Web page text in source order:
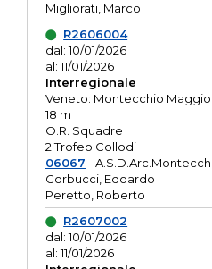
Migliorati, Marco
R2606004
dal: 10/01/2026
al: 11/01/2026
Interregionale
Veneto: Montecchio
18 m
O.R. Squadre
2 Trofeo Collodi
06067 -
Corbucci, Edoardo
Peretto, Roberto
R2607002
dal: 10/01/2026
al: 11/01/2026